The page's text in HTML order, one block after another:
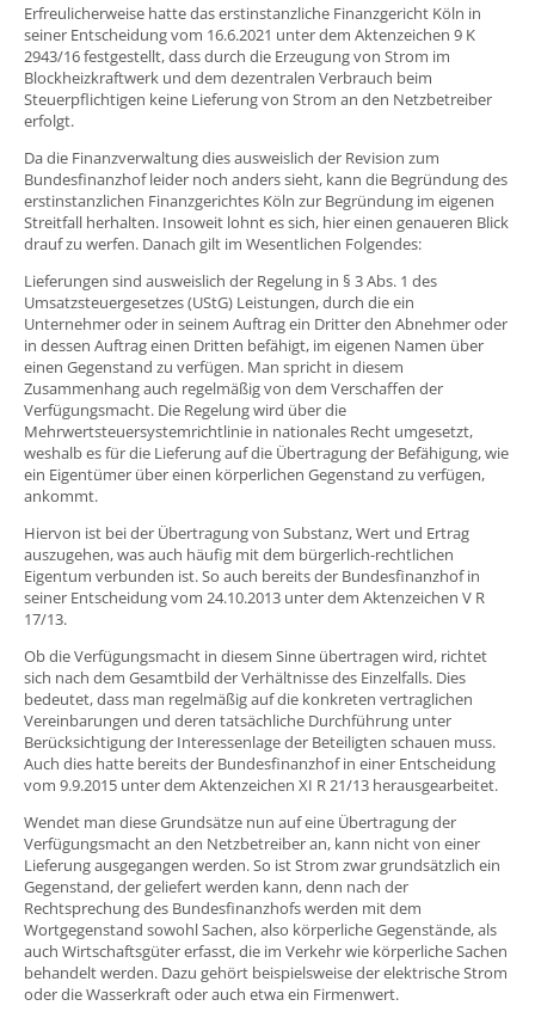
Erfreulicherweise hatte das erstinstanzliche Finanzgericht Köln in
seiner Entscheidung vom 16.6.2021 unter dem Aktenzeichen 9 K
2943/16 festgestellt, dass durch die Erzeugung von Strom im
Blockheizkraftwerk und dem dezentralen Verbrauch beim
Steuerpflichtigen keine Lieferung von Strom an den Netzbetreiber
erfolgt.
Da die Finanzverwaltung dies ausweislich der Revision zum
Bundesfinanzhof leider noch anders sieht, kann die Begründung des
erstinstanzlichen Finanzgerichtes Köln zur Begründung im eigenen
Streitfall herhalten. Insoweit lohnt es sich, hier einen genaueren Blick
drauf zu werfen. Danach gilt im Wesentlichen Folgendes:
Lieferungen sind ausweislich der Regelung in § 3 Abs. 1 des
Umsatzsteuergesetzes (UStG) Leistungen, durch die ein
Unternehmer oder in seinem Auftrag ein Dritter den Abnehmer oder
in dessen Auftrag einen Dritten befähigt, im eigenen Namen über
einen Gegenstand zu verfügen. Man spricht in diesem
Zusammenhang auch regelmäßig von dem Verschaffen der
Verfügungsmacht. Die Regelung wird über die
Mehrwertsteuersystemrichtlinie in nationales Recht umgesetzt,
weshalb es für die Lieferung auf die Übertragung der Befähigung, wie
ein Eigentümer über einen körperlichen Gegenstand zu verfügen,
ankommt.
Hiervon ist bei der Übertragung von Substanz, Wert und Ertrag
auszugehen, was auch häufig mit dem bürgerlich-rechtlichen
Eigentum verbunden ist. So auch bereits der Bundesfinanzhof in
seiner Entscheidung vom 24.10.2013 unter dem Aktenzeichen V R
17/13.
Ob die Verfügungsmacht in diesem Sinne übertragen wird, richtet
sich nach dem Gesamtbild der Verhältnisse des Einzelfalls. Dies
bedeutet, dass man regelmäßig auf die konkreten vertraglichen
Vereinbarungen und deren tatsächliche Durchführung unter
Berücksichtigung der Interessenlage der Beteiligten schauen muss.
Auch dies hatte bereits der Bundesfinanzhof in einer Entscheidung
vom 9.9.2015 unter dem Aktenzeichen XI R 21/13 herausgearbeitet.
Wendet man diese Grundsätze nun auf eine Übertragung der
Verfügungsmacht an den Netzbetreiber an, kann nicht von einer
Lieferung ausgegangen werden. So ist Strom zwar grundsätzlich ein
Gegenstand, der geliefert werden kann, denn nach der
Rechtsprechung des Bundesfinanzhofs werden mit dem
Wortgegenstand sowohl Sachen, also körperliche Gegenstände, als
auch Wirtschaftsgüter erfasst, die im Verkehr wie körperliche Sachen
behandelt werden. Dazu gehört beispielsweise der elektrische Strom
oder die Wasserkraft oder auch etwa ein Firmenwert.